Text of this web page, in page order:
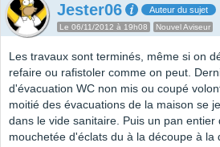
Jester06 Auteur du sujet
Le 06/11/2012 à 19h08 Nouvel Aviseur
Les travaux sont terminés, même si on
refaire ou rafistoler comme on peut.
d'évacuation WC non mis ou coupé
moitié des évacuations de la maison se
dans le vide sanitaire. Puis un pan entier
mouchetée d'éclats du à la découpe à